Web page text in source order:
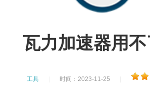
瓦力加速器用不
工具 时间：2023-11-25